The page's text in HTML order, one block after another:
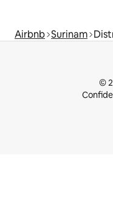
Airbnb Surinam
©